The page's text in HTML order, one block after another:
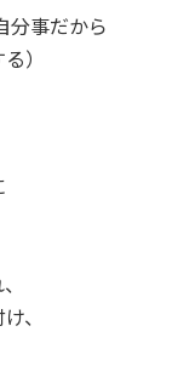
分事だから
）
、